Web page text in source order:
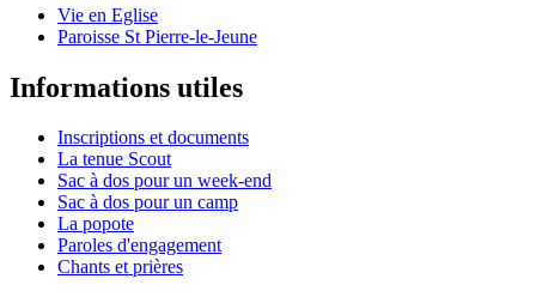
Vie en Eglise
Paroisse St Pierre-le-Jeune
Informations utiles
Inscriptions et documents
La tenue Scout
Sac à dos pour un week-end
Sac à dos pour un camp
La popote
Paroles d'engagement
Chants et prières